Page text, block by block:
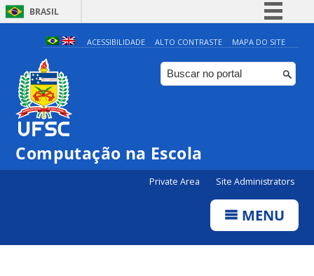
BRASIL
Simplifique!
Comunica BR
Participe
ACESSIBILIDADE ALTO CONTRASTE MAPA DO SITE
Computação na Escola
Private Area Site Administrators
MENU